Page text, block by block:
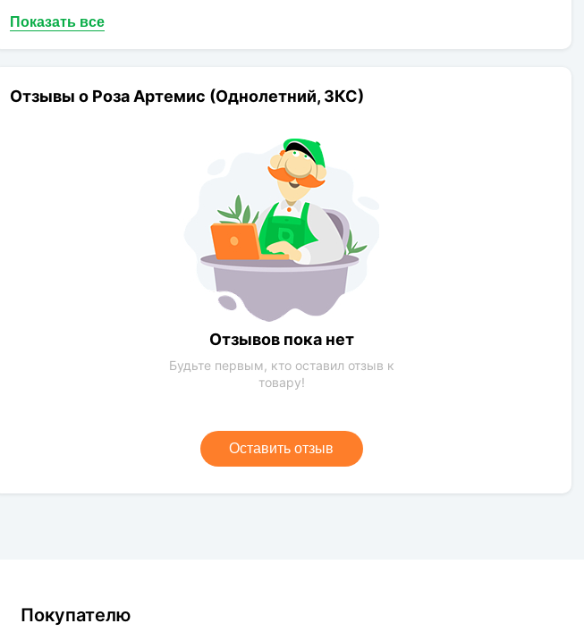
Устойчивость к болезням:
Диаметр цветков:
Показать все
Отзывы о Роза Артемис (Однолетний, ЗКС)
Отзывов пока нет
Будьте первым, кто оставил отзыв к
товару!
Оставить отзыв
Покупателю